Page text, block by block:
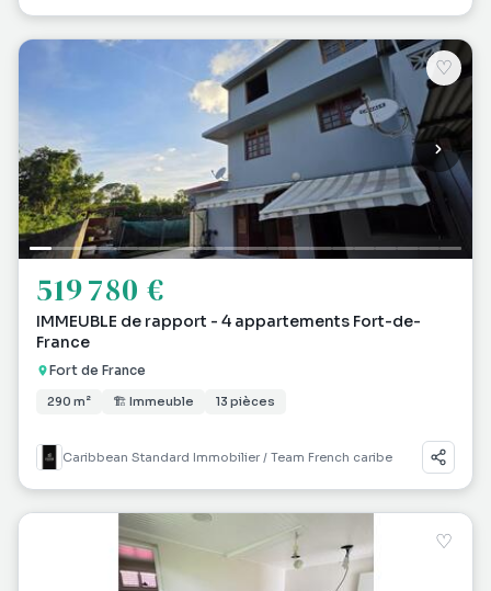
♡
519 780 €
IMMEUBLE de rapport - 4 appartements Fort-de-
France
Fort de France
290 m² 🏗 Immeuble 13 pièces
Caribbean Standard Immobilier / Team French caribe
♡